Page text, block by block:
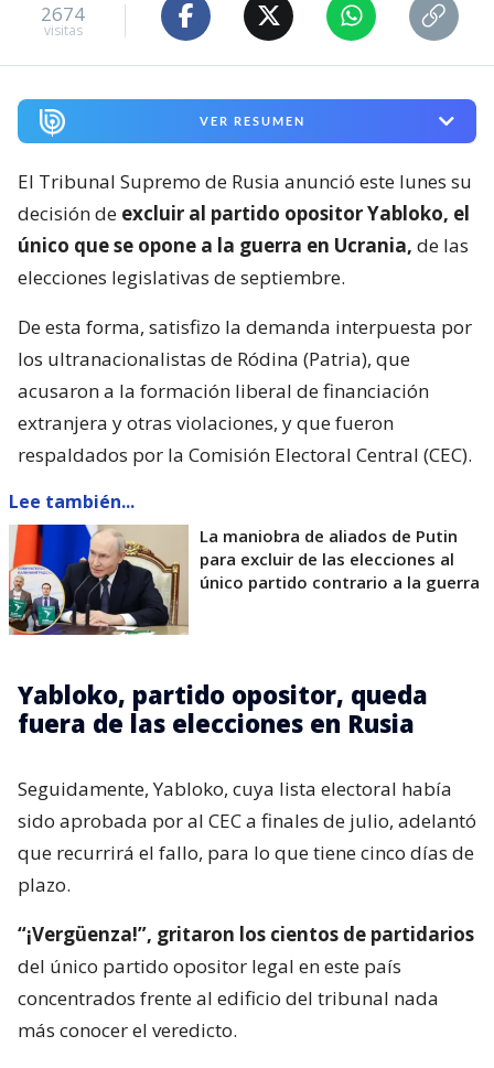
2674
visitas
VER RESUMEN
El Tribunal Supremo de Rusia anunció este lunes su
decisión de excluir al partido opositor Yabloko, el
único que se opone a la guerra en Ucrania, de las
elecciones legislativas de septiembre.
De esta forma, satisfizo la demanda interpuesta por
los ultranacionalistas de Ródina (Patria), que
acusaron a la formación liberal de financiación
extranjera y otras violaciones, y que fueron
respaldados por la Comisión Electoral Central (CEC).
Lee también...
La maniobra de aliados de Putin
para excluir de las elecciones al
único partido contrario a la guerra
Yabloko, partido opositor, queda
fuera de las elecciones en Rusia
Seguidamente, Yabloko, cuya lista electoral había
sido aprobada por al CEC a finales de julio, adelantó
que recurrirá el fallo, para lo que tiene cinco días de
plazo.
“¡Vergüenza!”, gritaron los cientos de partidarios
del único partido opositor legal en este país
concentrados frente al edificio del tribunal nada
más conocer el veredicto.